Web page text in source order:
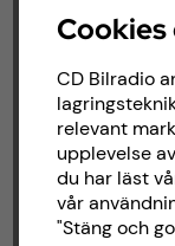
brett
CD Bilradio
relevant
upplevelse
du har läst
vår
"Stäng och